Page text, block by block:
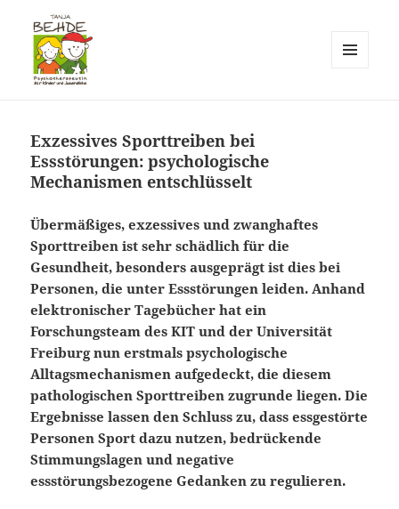
Exzessives Sporttreiben bei
Essstörungen: psychologische
Mechanismen entschlüsselt
Übermäßiges, exzessives und zwanghaftes
Sporttreiben ist sehr schädlich für die
Gesundheit, besonders ausgeprägt ist dies bei
Personen, die unter Essstörungen leiden. Anhand
elektronischer Tagebücher hat ein
Forschungsteam des KIT und der Universität
Freiburg nun erstmals psychologische
Alltagsmechanismen aufgedeckt, die diesem
pathologischen Sporttreiben zugrunde liegen. Die
Ergebnisse lassen den Schluss zu, dass essgestörte
Personen Sport dazu nutzen, bedrückende
Stimmungslagen und negative
essstörungsbezogene Gedanken zu regulieren.